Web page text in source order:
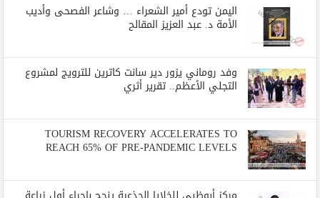
اليمن تودع أمير الشعراء … وشاعر الفصحى وأديب
الأمة د. عبد العزيز المقالح
وفد روماني يزور دير سانت كاترين للترويج لمشروع
التجلي الأعظم.. تقرير أثري
TOURISM RECOVERY ACCELERATES TO
REACH 65% OF PRE-PANDEMIC LEVELS